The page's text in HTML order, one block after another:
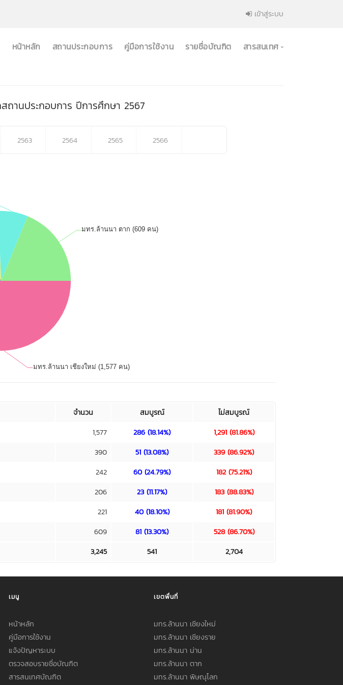
เข้าสู่ระบบ
หน้าหลัก สถานประกอบการ คู่มือการใช้งาน รายชื่อบัณฑิต สารสนเทศ
องานที่ทำ
10. สารสนเทศแสดงระดับการศึกษาที่ต้องการ
ถานประกอบการ ปีการศึกษา 2567
2563 2564 2565 2566
จำนวน สมบูรณ์
ไม่สมบูรณ์
1,577 286 (18.14%)
1,291 (81.86%)
390 51 (13.08%)
339 (86.92%)
242 60 (24.79%)
182 (75.21%)
206 23 (11.17%)
183 (88.83%)
221 40 (18.10%)
181 (81.90%)
609 81 (13.30%)
528 (86.70%)
3,245 541 2,704
เมนู
หน้าหลัก
คู่มือการใช้งาน
แจ้งปัญหาระบบ
ตรวจสอบรายชื่อบัณฑิต
สารสนเทศบัณฑิต
เขตพื่นที่
มทร.ล้านนา เชียงใหม่
มทร.ล้านนา เชียงราย
มทร.ล้านนา น่าน
มทร.ล้านนา ตาก
มทร.ล้านนา พิษณุโลก